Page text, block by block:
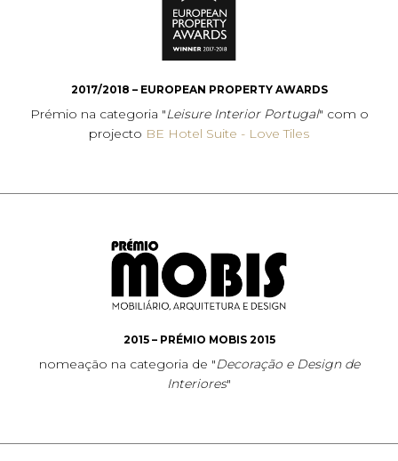
2017/2018 – EUROPEAN PROPERTY AWARDS
Prémio na categoria "Leisure Interior Portugal" com o
projecto BE Hotel Suite - Love Tiles
2015 – PRÉMIO MOBIS 2015
nomeação na categoria de "Decoração e Design de
Interiores"